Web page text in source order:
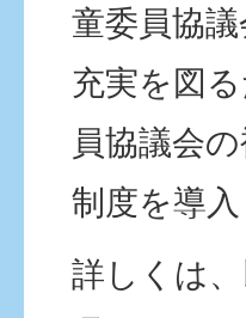
童委員協
充実を図
員協議会
制度を導入
詳しくは